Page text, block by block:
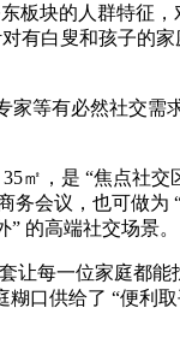
块的人群特征，
有白叟和孩子的
等有必然社交需
㎡，是 “焦点社
务会议，也可做为
的高端社交场景。
每一位家庭都能
口供给了 “便利